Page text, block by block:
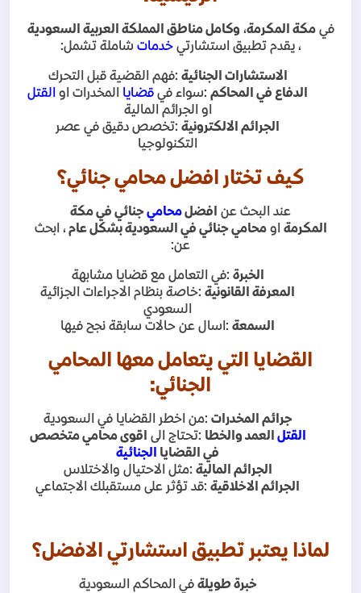
في مكة المكرمة، وكامل مناطق المملكة العربية السعودية
، يقدم تطبيق استشارتيخدمات شاملة تشمل:
الاستشارات الجنائية :فهم القضية قبل التحرك
الدفاع في المحاكم :سواء في قضايا المخدرات او القتل
او الجرائم المالية
الجرائم الالكترونية :تخصص دقيق في عصر
التكنولوجيا
كيف تختار افضل محامي جنائي؟
عند البحث عن افضلمحاميجنائي في مكة
المكرمة او محامي جنائي في السعودية بشكل عام ، ابحث
عن:
الخبرة :في التعامل مع قضايا مشابهة
المعرفة القانونية :خاصة بنظام الاجراءات الجزائية
السعودي
السمعة :اسال عن حالات سابقة نجح فيها
القضايا التي يتعامل معها المحامي
الجنائي:
جرائم المخدرات :من اخطر القضايا في السعودية
القتل العمد والخطا :تحتاج الى اقوى محامي متخصص
في القضايا الجنائية
الجرائم المالية :مثل الاحتيال والاختلاس
الجرائم الاخلاقية :قد تؤثر على مستقبلك الاجتماعي
لماذا يعتبر تطبيق استشارتي الافضل؟
خبرة طويلة في المحاكم السعودية